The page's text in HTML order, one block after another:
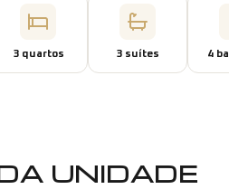
3quartos 3 suítes 4
UNIDADE